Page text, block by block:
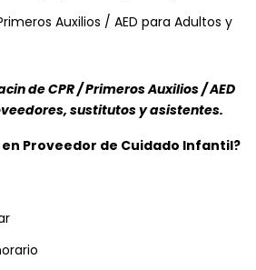
Auxilios / AED para Adultos y
de CPR / Primeros Auxilios / AED
sustitutos y asistentes.
Proveedor de Cuidado Infantil?